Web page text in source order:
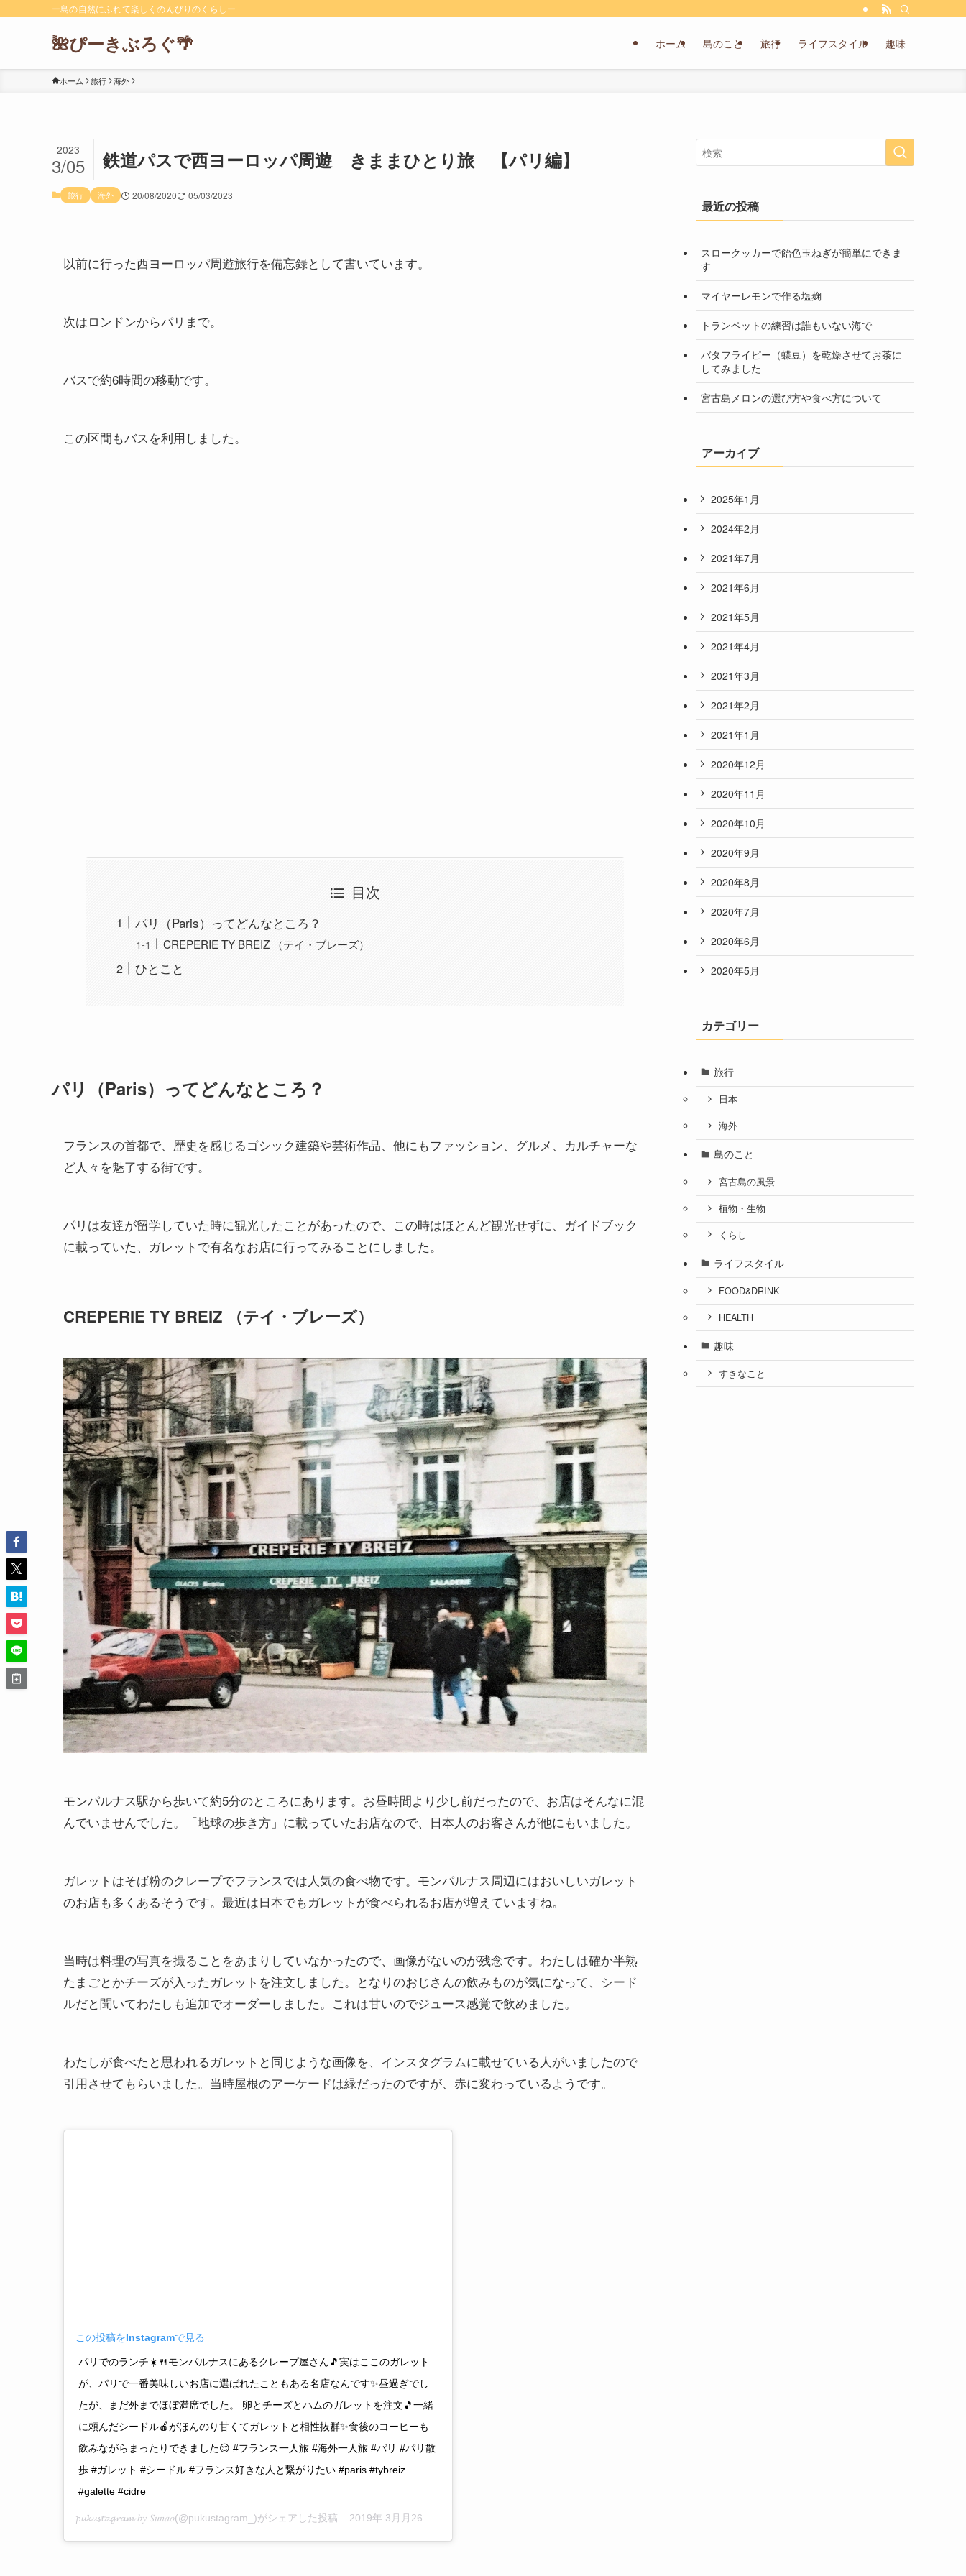
ー島の自然にふれて楽しくのんびりのくらしー
🌺ぴーきぶろぐ🌴 ホーム 島のこと 旅行 ライフスタイル 趣味
ホーム 旅行 海外
鉄道パスで西ヨーロッパ周遊 きままひとり旅 【パリ編】
2023
3/05
旅行 海外 20/08/2020 05/03/2023
以前に行った西ヨーロッパ周遊旅行を備忘録として書いています。
次はロンドンからパリまで。
バスで約6時間の移動です。
この区間もバスを利用しました。
目次
パリ（Paris）ってどんなところ？
CREPERIE TY BREIZ （テイ・ブレーズ）
ひとこと
パリ（Paris）ってどんなところ？
フランスの首都で、歴史を感じるゴシック建築や芸術作品、他にもファッション、グルメ、カルチャーな
ど人々を魅了する街です。
パリは友達が留学していた時に観光したことがあったので、この時はほとんど観光せずに、ガイドブック
に載っていた、ガレットで有名なお店に行ってみることにしました。
CREPERIE TY BREIZ （テイ・ブレーズ）
モンパルナス駅から歩いて約5分のところにあります。お昼時間より少し前だったので、お店はそんなに混
んでいませんでした。「地球の歩き方」に載っていたお店なので、日本人のお客さんが他にもいました。
ガレットはそば粉のクレープでフランスでは人気の食べ物です。モンパルナス周辺にはおいしいガレット
のお店も多くあるそうです。最近は日本でもガレットが食べられるお店が増えていますね。
当時は料理の写真を撮ることをあまりしていなかったので、画像がないのが残念です。わたしは確か半熟
たまごとかチーズが入ったガレットを注文しました。となりのおじさんの飲みものが気になって、シード
ルだと聞いてわたしも追加でオーダーしました。これは甘いのでジュース感覚で飲めました。
わたしが食べたと思われるガレットと同じような画像を、インスタグラムに載せている人がいましたので
引用させてもらいました。当時屋根のアーケードは緑だったのですが、赤に変わっているようです。
この投稿をInstagramで見る
パリでのランチ☀️🍴モンパルナスにあるクレープ屋さん🎵実はここのガレット
が、パリで一番美味しいお店に選ばれたこともある名店なんです✨昼過ぎでし
たが、まだ外までほぼ満席でした。 卵とチーズとハムのガレットを注文🎵一緒
に頼んだシードル🍎がほんのり甘くてガレットと相性抜群✨食後のコーヒーも
飲みながらまったりできました😌 #フランス一人旅 #海外一人旅 #パリ #パリ散
歩 #ガレット #シードル #フランス好きな人と繋がりたい #paris #tybreiz
#galette #cidre
𝓹𝓾𝓴𝓾𝓼𝓽𝓪𝓰𝓻𝓪𝓶 𝑏𝑦 𝑆𝑢𝑛𝑎𝑜(@pukustagram_)がシェアした投稿 – 2019年 3月月26日午前5時40分PDT
最近の投稿
スロークッカーで飴色玉ねぎが簡単にできま
す
マイヤーレモンで作る塩麹
トランペットの練習は誰もいない海で
バタフライピー（蝶豆）を乾燥させてお茶に
してみました
宮古島メロンの選び方や食べ方について
アーカイブ
2025年1月
2024年2月
2021年7月
2021年6月
2021年5月
2021年4月
2021年3月
2021年2月
2021年1月
2020年12月
2020年11月
2020年10月
2020年9月
2020年8月
2020年7月
2020年6月
2020年5月
カテゴリー
旅行
日本
海外
島のこと
宮古島の風景
植物・生物
くらし
ライフスタイル
FOOD&DRINK
HEALTH
趣味
すきなこと